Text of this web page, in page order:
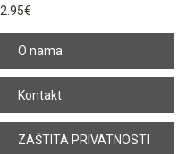
2.95€
O nama
Kontakt
ZAŠTITA PRIVATNOSTI